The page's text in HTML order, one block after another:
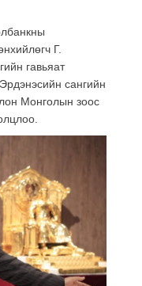
Г.
гавьяат
сангийн
Монголын зоос